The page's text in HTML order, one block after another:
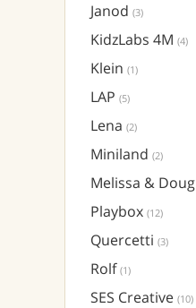
Janod (3)
KidzLabs 4M (4)
Klein (1)
LAP (5)
Lena (2)
Miniland (2)
Melissa & Doug
Playbox (12)
Quercetti (3)
Rolf (1)
SES Creative (10)